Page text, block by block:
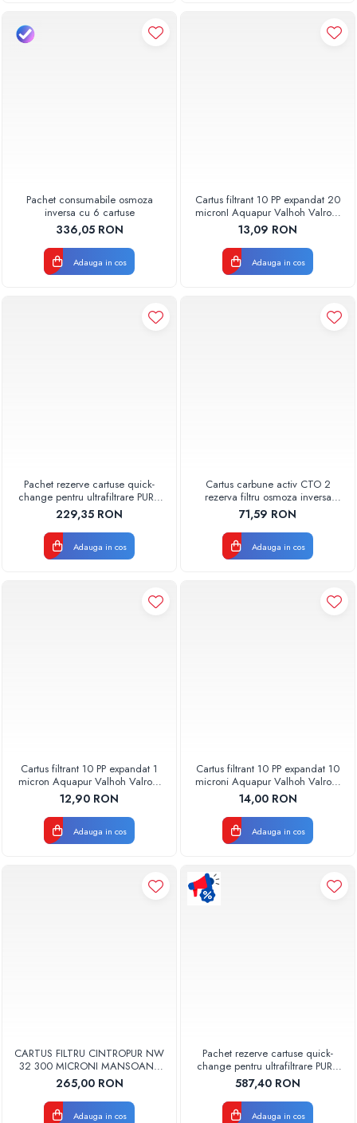
Pachet consumabile osmoza
inversa cu 6 cartuse
336,05 RON
Adauga in cos
Cartus filtrant 10 PP expandat 20
micronI Aquapur Valhoh Valrom
AQUA07000110020
13,09 RON
Adauga in cos
Pachet rezerve cartuse quick-
change pentru ultrafiltrare PUR4
Aquapur Valhoh Valrom
recomandat pentru 3-6 luni fara
membrana
229,35 RON
Adauga in cos
Cartus carbune activ CTO 2
rezerva filtru osmoza inversa
600GPD 87220370602 RO-600
Aquapur Valhoh Valrom
71,59 RON
Adauga in cos
Cartus filtrant 10 PP expandat 1
micron Aquapur Valhoh Valrom
AQUA07100110001
12,90 RON
Adauga in cos
Cartus filtrant 10 PP expandat 10
microni Aquapur Valhoh Valrom
AQUA07100110020
14,00 RON
Adauga in cos
CARTUS FILTRU CINTROPUR NW
32 300 MICRONI MANSOANE
FILTRARE SET 5BUC
265,00 RON
Adauga in cos
Pachet rezerve cartuse quick-
change pentru ultrafiltrare PUR4
Aquapur Valhoh Valrom
recomandat pentru 12 luni cu
membrana
587,40 RON
Adauga in cos